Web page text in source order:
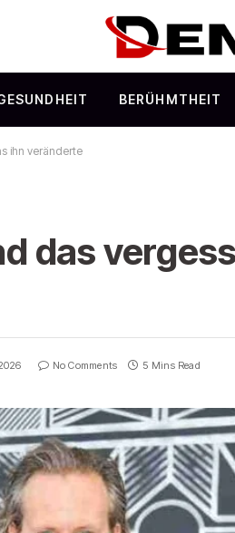
BERÜHMTHEIT
ihn veränderte
das
No Comments 5 Mins Read